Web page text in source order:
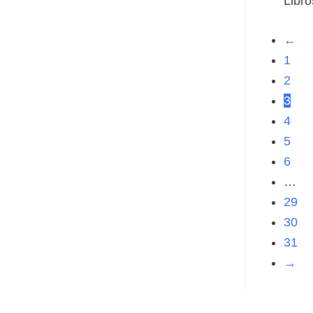
←
1
2
3
4
5
6
…
29
30
31
→